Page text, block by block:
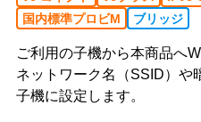
国内標準プロビM
ブリッジ
ご利用の子機から本商品へ
ネットワーク名（SSID）や
子機に設定します。